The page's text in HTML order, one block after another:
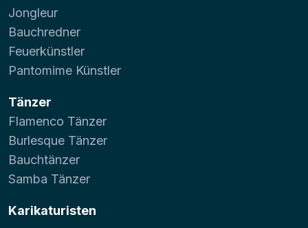
Jongleur
Bauchredner
Feuerkünstler
Pantomime Künstler
Tänzer
Flamenco Tänzer
Burlesque Tänzer
Bauchtänzer
Samba Tänzer
Karikaturisten